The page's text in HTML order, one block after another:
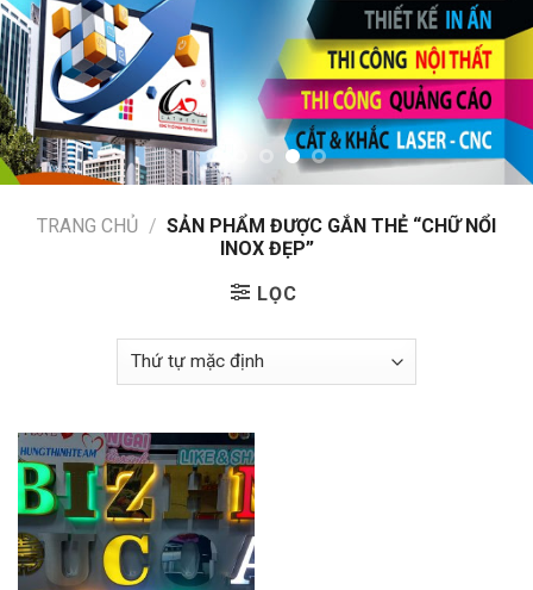
TRANG CHỦ / SẢN PHẨM ĐƯỢC GẮN THẺ “CHỮ NỔI
INOX ĐẸP”
LỌC